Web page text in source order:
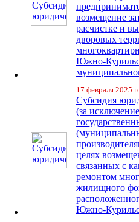
возмещение
расчистке и
дворовых
Южно-
17 февраля 2025
Субсидия
(за
целях
связанных с
ремонтом
жилищного
Южно-